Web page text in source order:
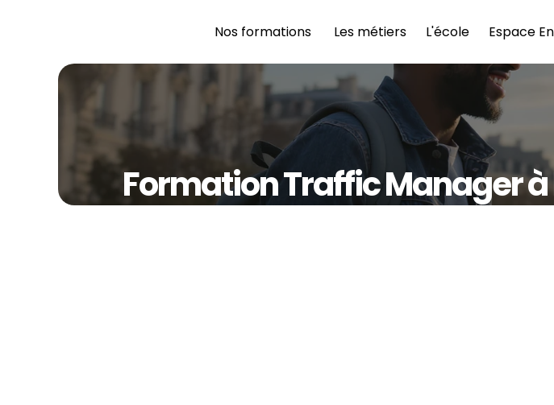
Nos formations Les métiers L'école Espace
Formation Traffic Manager à